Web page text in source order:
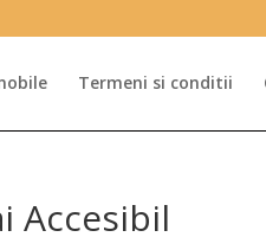
Termeni si conditii
Accesibil